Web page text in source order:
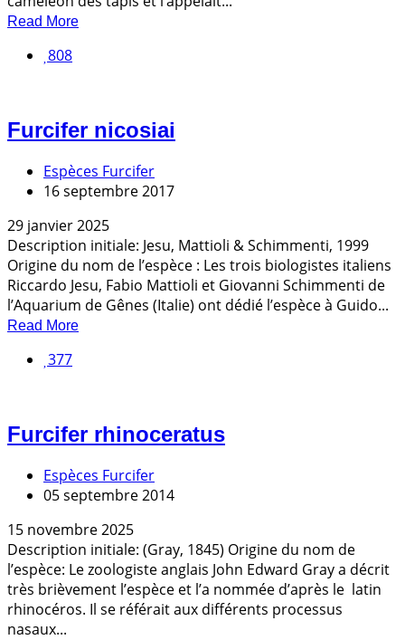
Read More
808
Furcifer nicosiai
Espèces Furcifer
16 septembre 2017
29 janvier 2025
Description initiale: Jesu, Mattioli & Schimmenti, 1999
Origine du nom de l’espèce : Les trois biologistes italiens
Riccardo Jesu, Fabio Mattioli et Giovanni Schimmenti de
l’Aquarium de Gênes (Italie) ont dédié l’espèce à Guido...
Read More
377
Furcifer rhinoceratus
Espèces Furcifer
05 septembre 2014
15 novembre 2025
Description initiale: (Gray, 1845) Origine du nom de
l’espèce: Le zoologiste anglais John Edward Gray a décrit
très brièvement l’espèce et l’a nommée d’après le latin
rhinocéros. Il se référait aux différents processus
nasaux...